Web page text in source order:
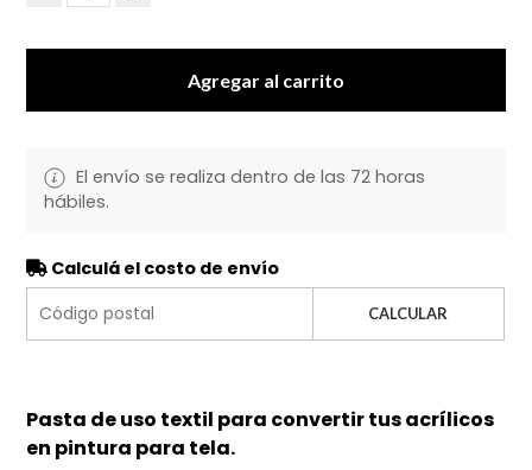
Agregar al carrito
El envío se realiza dentro de las 72 horas
hábiles.
Calculá el costo de envío
CALCULAR
Pasta de uso textil para convertir tus acrílicos
en pintura para tela.